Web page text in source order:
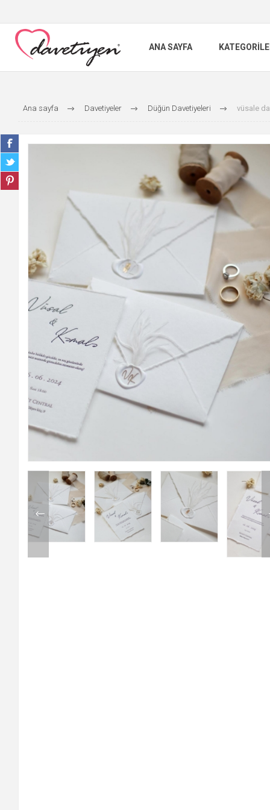
ANA SAYFA
Ana sayfa Davetiyeler Düğün Davetiyeleri vüsale